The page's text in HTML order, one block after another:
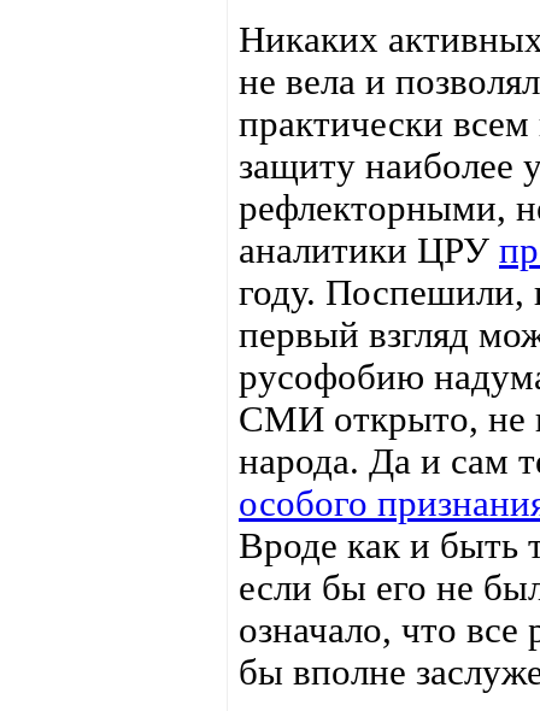
Никаких
не вела и
практически
защиту наиболее
рефлекторными,
аналитики ЦРУ
году. Поспешили,
первый взгляд
русофобию
СМИ открыто, не
народа. Да и сам
особого
Вроде как и быть
если бы его не
означало, что
бы вполне